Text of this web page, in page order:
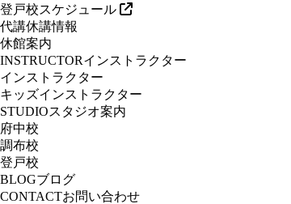
登戸校スケジュール
代講休講情報
休館案内
INSTRUCTORインストラクター
インストラクター
キッズインストラクター
STUDIOスタジオ案内
府中校
調布校
登戸校
BLOGブログ
CONTACTお問い合わせ